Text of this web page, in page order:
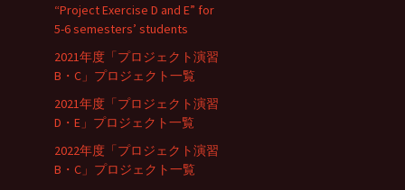
“Project Exercise D and E” for
5-6 semesters’ students
2021年度「プロジェクト演習
B・C」プロジェクト一覧
2021年度「プロジェクト演習
D・E」プロジェクト一覧
2022年度「プロジェクト演習
B・C」プロジェクト一覧